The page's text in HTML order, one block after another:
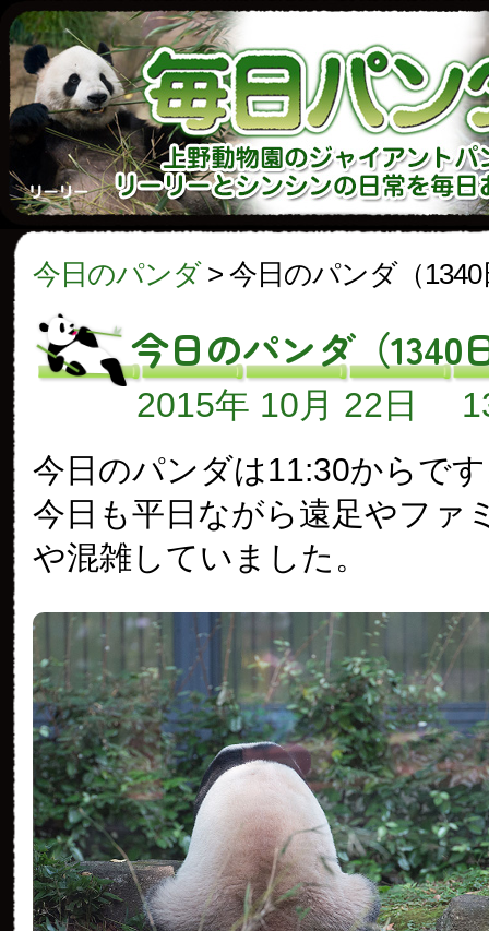
今日のパンダ> 今日のパンダ（1340
今日のパンダ（1340
2015年 10月 22日
今日のパンダは11:30からで
今日も平日ながら遠足やファ
や混雑していました。